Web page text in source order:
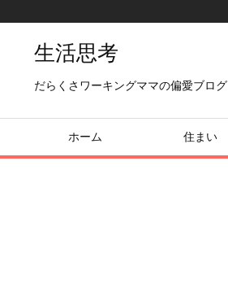
生活思考
だらくさワーキングママの偏愛ブログ
ホーム 住まい